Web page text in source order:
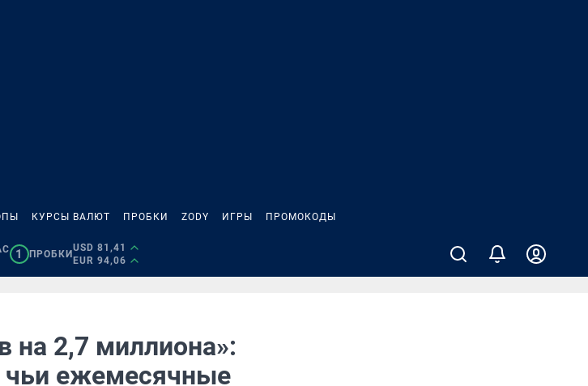
КУРСЫ ВАЛЮТ ПРОБКИ ZODY ИГРЫ ПРОМОКОДЫ
1 ПРОБКИ
USD 81,41
EUR 94,06
на 2,7 миллиона»:
чьи ежемесячные